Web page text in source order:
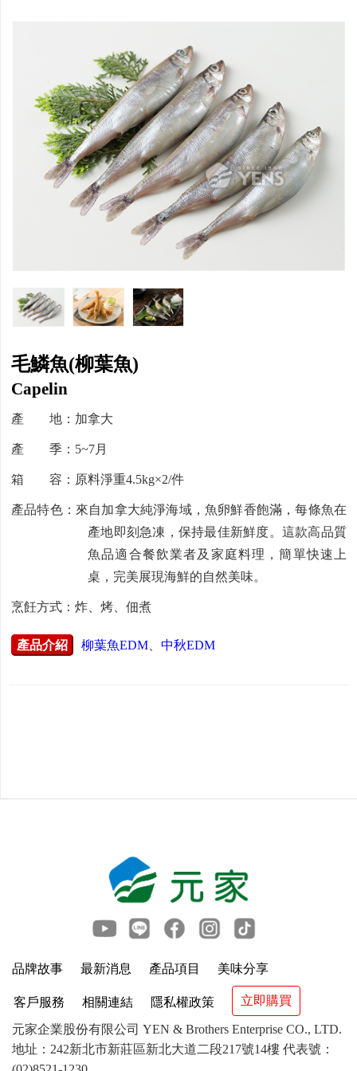
毛鱗魚(柳葉魚)
Capelin
產 地：加拿大
產 季：5~7月
箱 容：原料淨重4.5kg×2/件
產品特色：來自加拿大純淨海域，魚卵鮮香飽滿，每條魚在
產地即刻急凍，保持最佳新鮮度。這款高品質
魚品適合餐飲業者及家庭料理，簡單快速上
桌，完美展現海鮮的自然美味。
烹飪方式：炸、烤、佃煮
產品介紹 柳葉魚EDM 中秋EDM
品牌故事 最新消息 產品項目 美味分享
客戶服務 相關連結 隱私權政策 立即購買
元家企業股份有限公司 YEN & Brothers Enterprise CO., LTD.
地址：242新北市新莊區新北大道二段217號14樓 代表號：